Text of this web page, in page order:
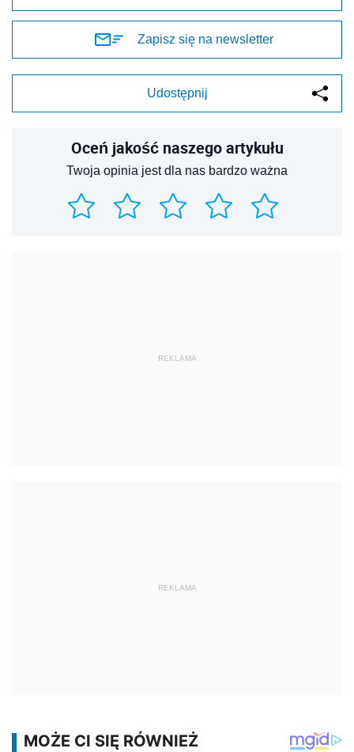
Zapisz się na newsletter
Udostępnij
Oceń jakość naszego artykułu
Twoja opinia jest dla nas bardzo ważna
REKLAMA
REKLAMA